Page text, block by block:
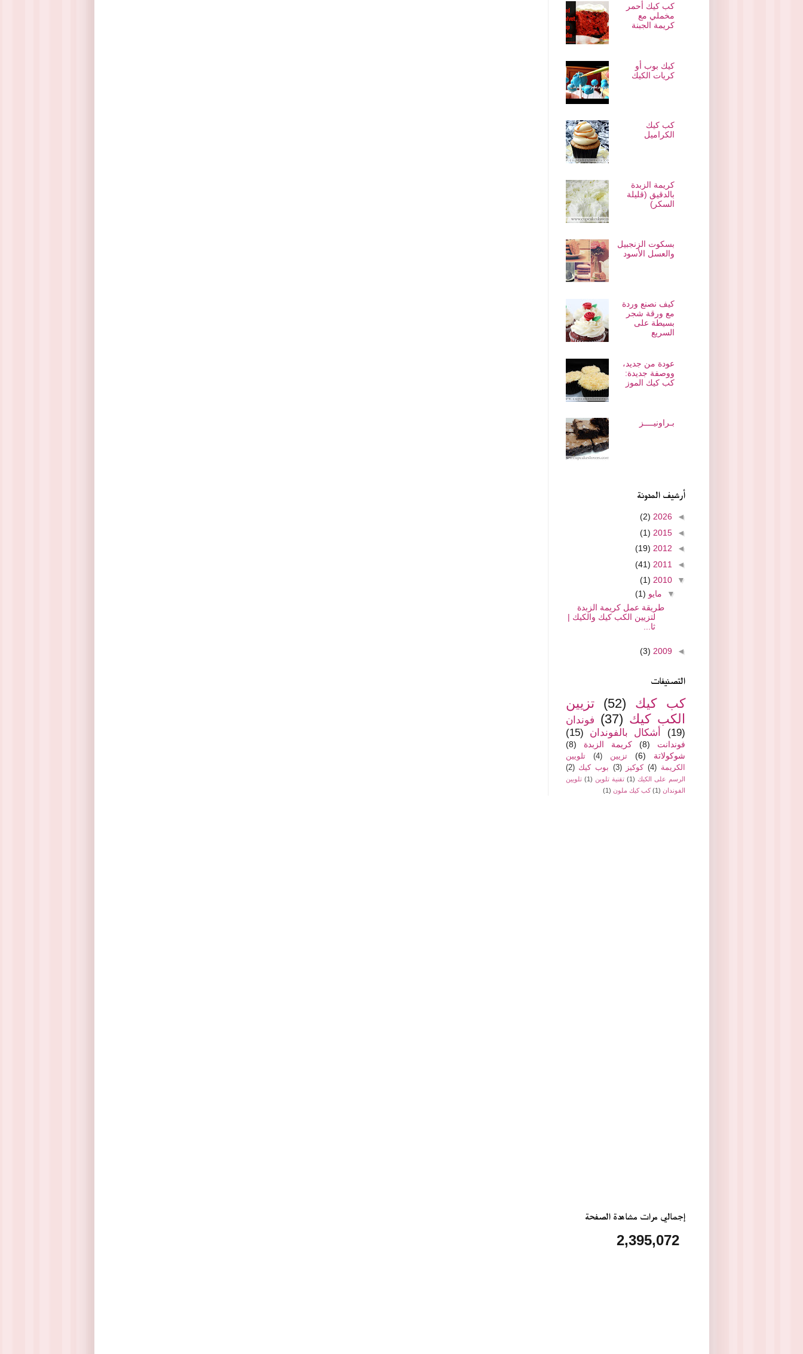
كب كيك أحمر
مخملي مع
كريمة الجبنة
كيك بوب أو
كريات الكيك
كب كيك
الكراميل
كريمة الزبدة
بالدقيق (قليلة
السكر)
بسكوت الزنجبيل
والعسل الأسود
كيف نصنع وردة
مع ورقة شجر
بسيطة على
السريع
عودة من جديد،
ووصفة جديدة:
كب كيك الموز
بـراونيــــز
أرشيف المدونة
◄
2026
(2)
◄
2015
(1)
◄
2012
(19)
◄
2011
(41)
▼
2010
(1)
▼ مايو (1)
طريقة عمل كريمة الزبدة
لتزيين الكب كيك والكيك |
ثا...
◄
2009
(3)
التصنيفات
كب كيك (52)
تزيين
الكب كيك (37)
فوندان
(19)
أشكال بالفوندان (15)
فوندانت (8) كريمة الزبدة
(8)
شوكولاتة
(6) تزيين (4)
تلويين
الكريمة (4) كوكيز (3) بوب كيك (2)
الرسم على الكيك (1) تقنية تلوين (1) تلويين
الفوندان (1) كب كيك ملون (1)
إجمالي مرات مشاهدة الصفحة
2,395,072